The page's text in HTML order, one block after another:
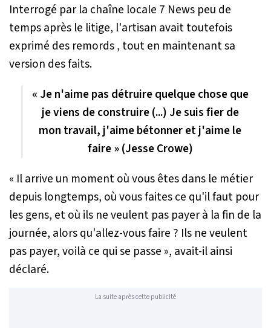
Interrogé par la chaîne locale 7 News peu de
temps après le litige, l'artisan avait toutefois
exprimé des remords , tout en maintenant sa
version des faits.
« Je n'aime pas détruire quelque chose que
je viens de construire (...) Je suis fier de
mon travail, j'aime bétonner et j'aime le
faire » (Jesse Crowe)
« Il arrive un moment où vous êtes dans le métier
depuis longtemps, où vous faites ce qu'il faut pour
les gens, et où ils ne veulent pas payer à la fin de la
journée, alors qu'allez-vous faire ? Ils ne veulent
pas payer, voilà ce qui se passe », avait-il ainsi
déclaré.
La suite après cette publicité